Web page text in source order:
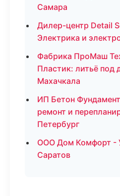
Самара
Дилер-центр Detail
Электрика и
Фабрика ПроМаш
Пластик: литьё под
Махачкала
ИП Бетон
ремонт и
Петербург
ООО Дом Комфорт -
Саратов